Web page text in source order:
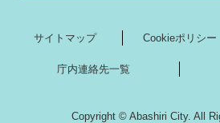
サイトマップ Cookieポリシー
庁内連絡先一覧
Copyright © Abashiri City. All